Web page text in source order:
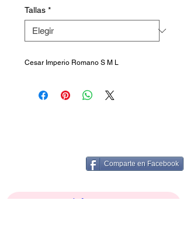
Tallas *
Cesar Imperio Romano S M L
Comparte en Facebook